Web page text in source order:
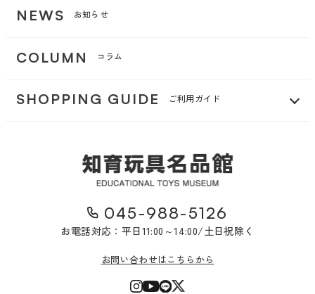
NEWS お知らせ
COLUMN コラム
SHOPPING GUIDE ご利用ガイド
045-988-5126
お電話対応：平日11:00～14:00/土日祝除く
お問い合わせはこちらから